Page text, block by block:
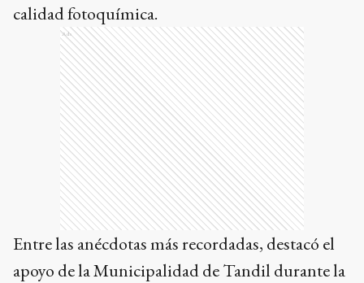
calidad fotoquímica.
Ads
Entre las anécdotas más recordadas, destacó el
apoyo de la Municipalidad de Tandil durante la